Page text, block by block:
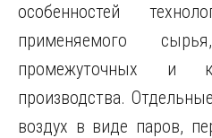
особенностей
применяемого
промежуточных и
производства.
воздух в виде паров,